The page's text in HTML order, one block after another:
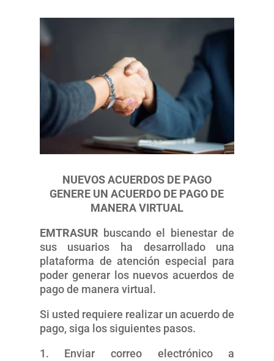
NUEVOS ACUERDOS DE PAGO
GENERE UN ACUERDO DE PAGO DE
MANERA VIRTUAL
EMTRASUR buscando el bienestar de
sus usuarios ha desarrollado una
plataforma de atención especial para
poder generar los nuevos acuerdos de
pago de manera virtual.
Si usted requiere realizar un acuerdo de
pago, siga los siguientes pasos.
1. Enviar correo electrónico a